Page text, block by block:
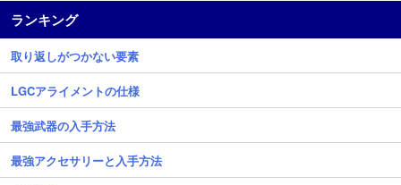
ランキング
取り返しがつかない要素
LGCアライメントの仕様
最強武器の入手方法
最強アクセサリーと入手方法